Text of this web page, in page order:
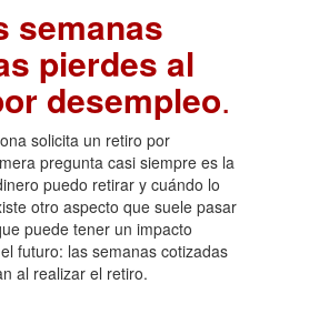
semanas
pierdes al
desempleo.
solicita un retiro por
pregunta casi siempre es la
puedo retirar y cuándo lo
otro aspecto que suele pasar
puede tener un impacto
futuro: las semanas cotizadas
al realizar el retiro.